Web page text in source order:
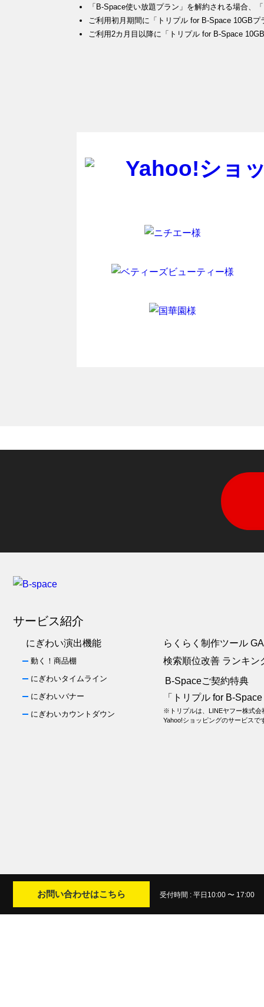
「B-Space使い放題プラン」を解約される場合
ご利用初月期間に「トリプル for B-Space 10GB
ご利用2カ月目以降に「トリプル for B-Space
サービス紹介
にぎわい演出機能
動く！商品棚
にぎわいタイムライン
にぎわいバナー
にぎわいカウントダウン
らくらく制作ツール
検索順位改善 ランキン
B-Spaceご契約特典
「トリプル for B-
※トリプルは、LINEヤフー株式会
Yahoo!ショッピングのサービスで
お問い合わせはこちら 受付時間 : 平日10:00 〜 17:00